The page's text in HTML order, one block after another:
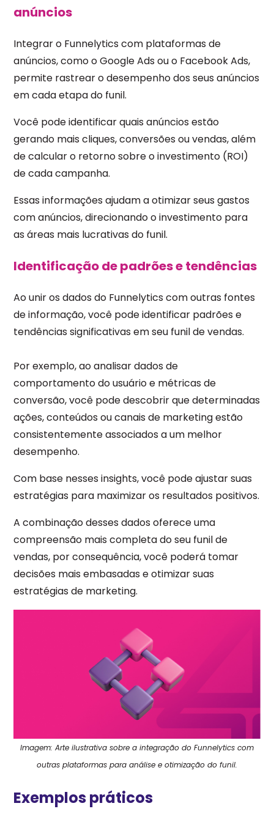
anúncios
Integrar o Funnelytics com plataformas de
anúncios, como o Google Ads ou o Facebook Ads,
permite rastrear o desempenho dos seus anúncios
em cada etapa do funil.
Você pode identificar quais anúncios estão
gerando mais cliques, conversões ou vendas, além
de calcular o retorno sobre o investimento (ROI)
de cada campanha.
Essas informações ajudam a otimizar seus gastos
com anúncios, direcionando o investimento para
as áreas mais lucrativas do funil.
Identificação de padrões e tendências
Ao unir os dados do Funnelytics com outras fontes
de informação, você pode identificar padrões e
tendências significativas em seu funil de vendas.
Por exemplo, ao analisar dados de
comportamento do usuário e métricas de
conversão, você pode descobrir que determinadas
ações, conteúdos ou canais de marketing estão
consistentemente associados a um melhor
desempenho.
Com base nesses insights, você pode ajustar suas
estratégias para maximizar os resultados positivos.
A combinação desses dados oferece uma
compreensão mais completa do seu funil de
vendas, por consequência, você poderá tomar
decisões mais embasadas e otimizar suas
estratégias de marketing.
Imagem: Arte ilustrativa sobre a integração do Funnelytics com
outras plataformas para análise e otimização do funil.
Exemplos práticos